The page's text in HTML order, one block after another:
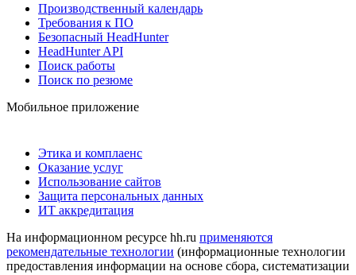
Производственный календарь
Требования к ПО
Безопасный HeadHunter
HeadHunter API
Поиск работы
Поиск по резюме
Мобильное приложение
Этика и комплаенс
Оказание услуг
Использование сайтов
Защита персональных данных
ИТ аккредитация
На информационном ресурсе hh.ru применяются
рекомендательные технологии (информационные технологии
предоставления информации на основе сбора, систематизации